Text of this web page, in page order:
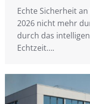
Echte Sicherheit
2026 nicht mehr
durch das
Echtzeit….